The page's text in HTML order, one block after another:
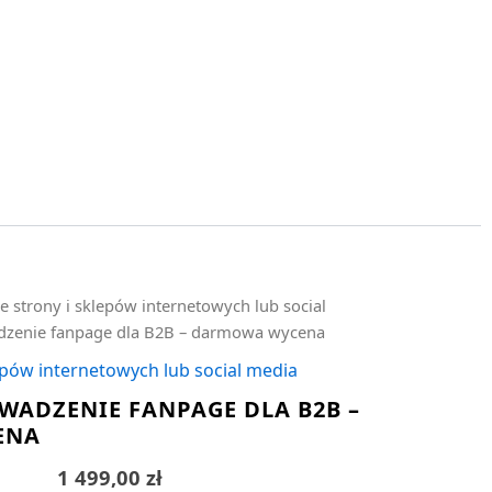
strony i sklepów internetowych lub social
fanpage dla B2B – darmowa wycena
internetowych lub social media
FANPAGE DLA B2B –
1 499,00 zł